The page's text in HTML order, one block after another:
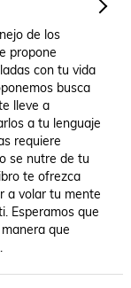
de los
propone
con tu vida
busca
lleve a
a tu lenguaje
requiere
se nutre de tu
te ofrezca
a volar tu mente
Esperamos que
que